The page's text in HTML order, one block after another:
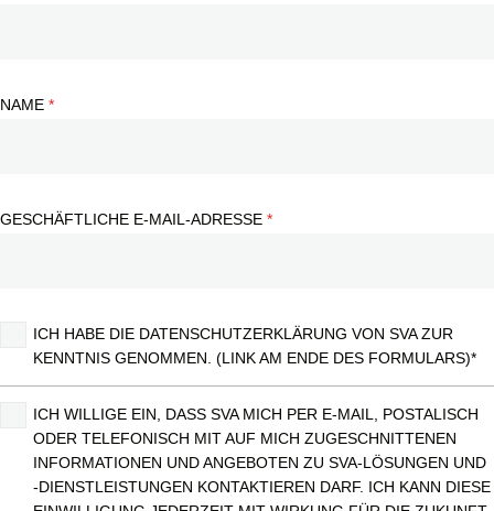
NAME
GESCHÄFTLICHE E-MAIL-ADRESSE
ICH HABE DIE DATENSCHUTZERKLÄRUNG VON SVA ZUR
KENNTNIS GENOMMEN. (LINK AM ENDE DES FORMULARS)*
ICH WILLIGE EIN, DASS SVA MICH PER E-MAIL, POSTALISCH
ODER TELEFONISCH MIT AUF MICH ZUGESCHNITTENEN
INFORMATIONEN UND ANGEBOTEN ZU SVA-LÖSUNGEN UND
-DIENSTLEISTUNGEN KONTAKTIEREN DARF. ICH KANN DIESE